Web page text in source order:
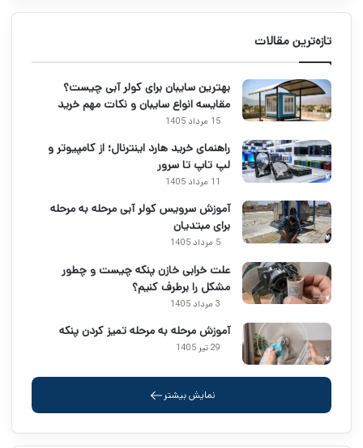
تازه‌ترین مقالات
بهترین سایبان برای کولر آبی چیست؟
مقایسه انواع سایبان و نکات مهم خرید
15 مرداد 1405
راهنمای خرید هارد اینترنال؛ از کامپیوتر و
لپ تاپ تا سرور
11 مرداد 1405
آموزش سرویس کولر آبی مرحله به مرحله
برای مبتدیان
5 مرداد 1405
علت خرابی خازن پنکه چیست و چطور
مشکل را برطرف کنیم؟
3 مرداد 1405
آموزش مرحله به مرحله تمیز کردن پنکه
29 تیر 1405
نمایش بیشتر